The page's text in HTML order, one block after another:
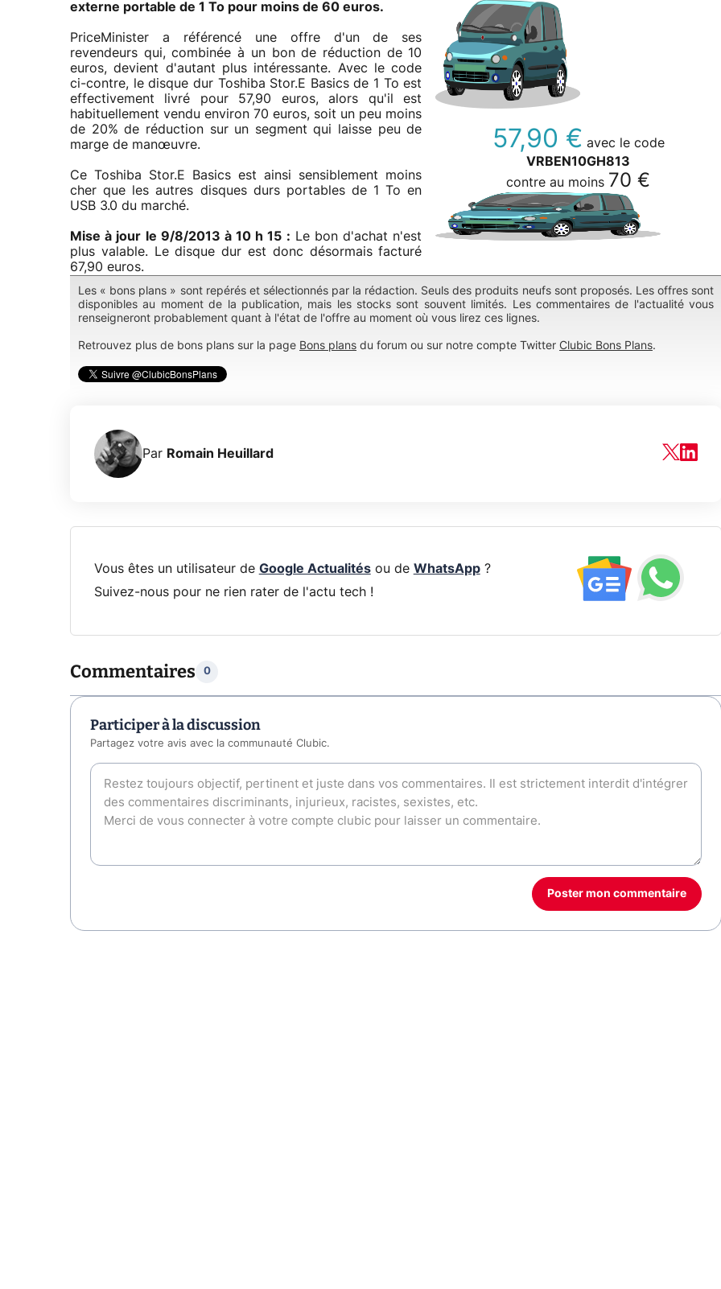
externe portable de 1 To pour moins de 60 euros.
PriceMinister a référencé une offre d'un de ses
revendeurs qui, combinée à un bon de réduction de 10
euros, devient d'autant plus intéressante. Avec le code
ci-contre, le disque dur Toshiba Stor.E Basics de 1 To est
effectivement livré pour 57,90 euros, alors qu'il est
habituellement vendu environ 70 euros, soit un peu moins
de 20% de réduction sur un segment qui laisse peu de
marge de manœuvre.
Ce Toshiba Stor.E Basics est ainsi sensiblement moins
cher que les autres disques durs portables de 1 To en
USB 3.0 du marché.
Mise à jour le 9/8/2013 à 10 h 15 : Le bon d'achat n'est
plus valable. Le disque dur est donc désormais facturé
67,90 euros.
57,90 € avec le code
VRBEN10GH813
contre au moins 70 €
Les « bons plans » sont repérés et sélectionnés par la rédaction. Seuls des produits neufs sont proposés. Les offres sont
disponibles au moment de la publication, mais les stocks sont souvent limités. Les commentaires de l'actualité vous
renseigneront probablement quant à l'état de l'offre au moment où vous lirez ces lignes.
Retrouvez plus de bons plans sur la page Bons plans du forum ou sur notre compte Twitter Clubic Bons Plans.
Par Romain Heuillard
Vous êtes un utilisateur de Google Actualitésou de WhatsApp?
Suivez-nous pour ne rien rater de l'actu tech !
Commentaires 0
Participer à la discussion
Partagez votre avis avec la communauté Clubic.
Poster mon commentaire